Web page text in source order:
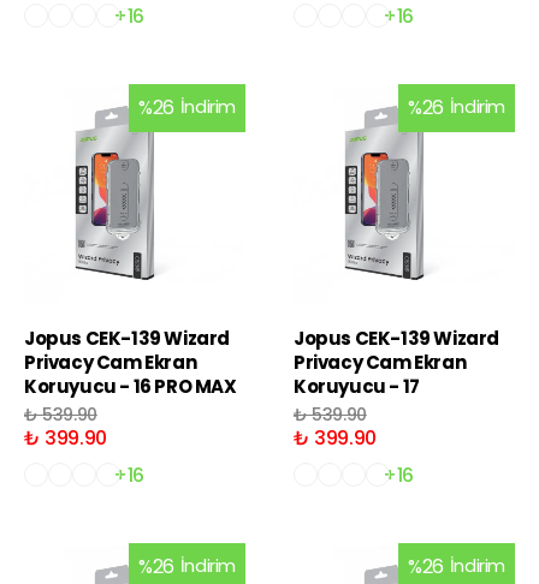
+16
+16
%26 İndirim
Jopus CEK-139 Wizard
Privacy Cam Ekran
Koruyucu - 16 PRO MAX
₺ 539.90
₺ 399.90
+16
%26 İndirim
Jopus CEK-139 Wizard
Privacy Cam Ekran
Koruyucu - 17
₺ 539.90
₺ 399.90
+16
%26 İndirim %26 İndirim